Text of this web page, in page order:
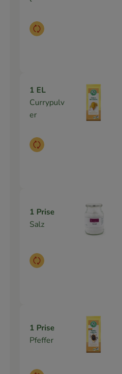
Auswahl ändern
1 EL
Currypulv
er
Auswahl ändern
1 Prise
Salz
Auswahl ändern
1 Prise
Pfeffer